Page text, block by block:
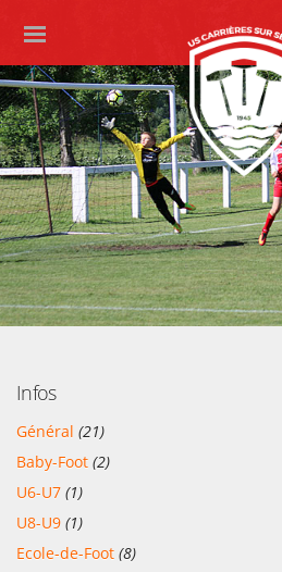
Infos
Général (21)
Baby-Foot (2)
U6-U7 (1)
U8-U9 (1)
Ecole-de-Foot (8)